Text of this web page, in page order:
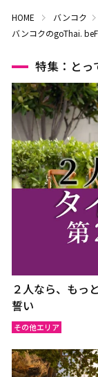
HOME バンコク
バンコクのgoThai.
特集：とっ
２人なら、もっ
誓い
その他エリア